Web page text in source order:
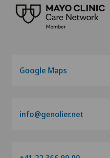
Google Maps
info@genolier.net